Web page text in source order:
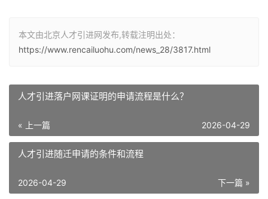
本文由北京人才引进网发布,转载注明出处：
https://www.rencailuohu.com/news_28/3817.html
人才引进落户网课证明的申请流程是什么？
« 上一篇 2026-04-29
人才引进随迁申请的条件和流程
下一篇 »
2026-04-29